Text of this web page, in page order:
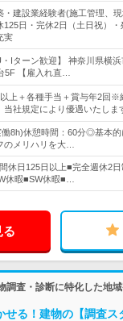
・建設業経験者(施工管理、
日・完休2日（土日祝）・
実
・Iターン歓迎】 神奈川県横
5F 【雇入れ直…
上＋各種手当＋賞与年2回※
当社規定により優遇いたし
働8h)休憩時間：60分◎基本
のメリハリを大…
休日125日以上■完全週休2日
休暇■SW休暇■…
る
調査・診断に特化した地
せる！建物の【調査